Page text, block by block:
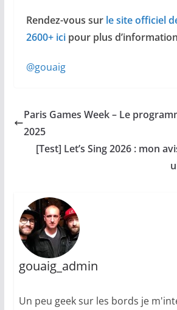
Rendez-vous sur le site officiel
2600+ icipour plus
@gouaig
Paris Games Week – Le
2025
[Test] Let’s Sing 2026 : mon
gouaig_admin
Un peu geek sur les bords je